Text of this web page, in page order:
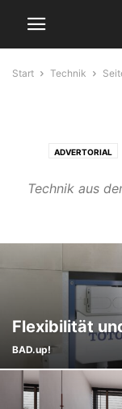
Start Technik
ADVERTORIAL
BADHEIZKÖRPER
Technik aus
Flexibilität
BAD.up!